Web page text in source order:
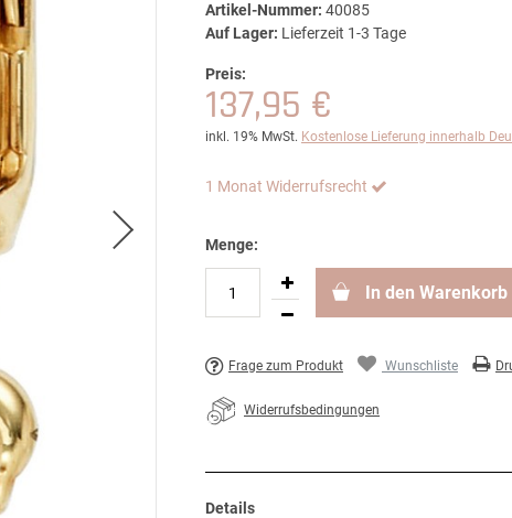
Artikel-Nummer: 40085
Auf Lager: Lieferzeit 1-3 Tage
Preis:
137,95 €
inkl. 19% MwSt. Kostenlose Lieferung innerhalb
1 Monat Widerrufsrecht
Menge:
In den Warenkorb
Frage zum Produkt Wunschliste
Widerrufsbedingungen
Details